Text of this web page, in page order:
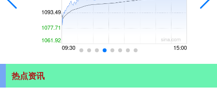
热点资讯